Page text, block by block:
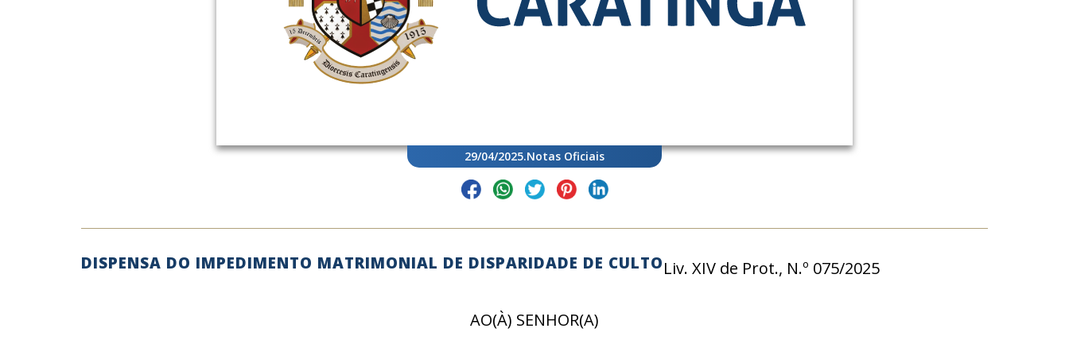
29/04/2025.Notas Oficiais
DISPENSA DO IMPEDIMENTO MATRIMONIAL DE DISPARIDADE DE CULTOLiv. XIV de Prot., N.º 075/2025
AO(À) SENHOR(A)